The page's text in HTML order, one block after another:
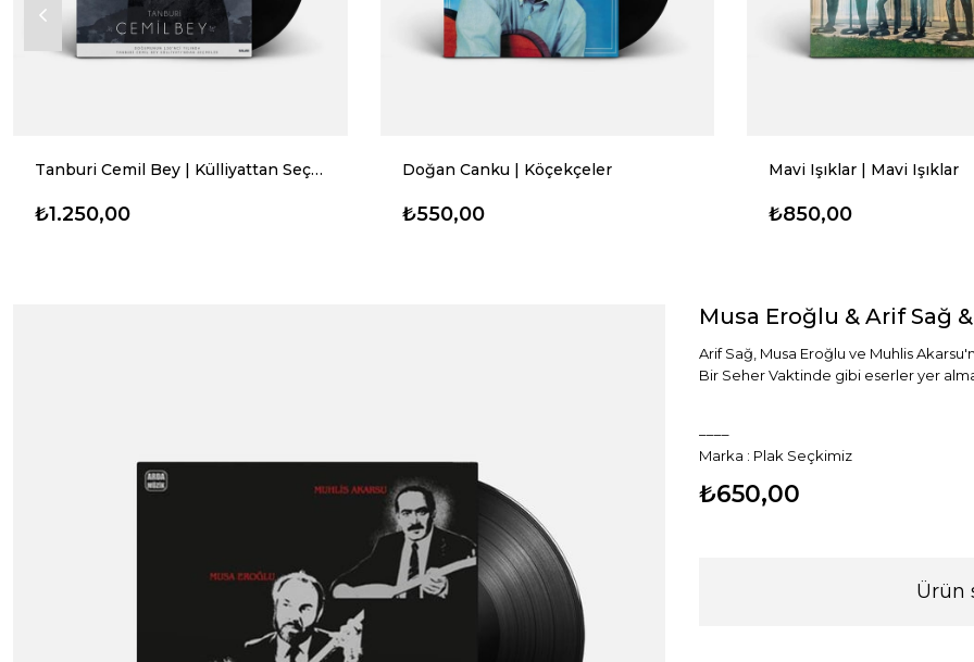
Tanburi Cemil Bey | Külliyattan Seçmeler
₺1.250,00
Doğan Canku | Köçekçeler
₺550,00
Mavi Işıklar | Mavi Işıklar
₺850,00
Musa Eroğlu & Arif Sağ
Arif Sağ, Musa Eroğlu ve Muhlis
Bir Seher Vaktinde gibi eserler yer
Marka : Plak Seçkimiz
₺650,00
Ürün